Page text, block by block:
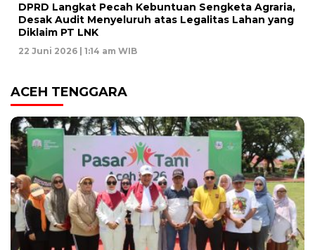
DPRD Langkat Pecah Kebuntuan Sengketa Agraria,
Desak Audit Menyeluruh atas Legalitas Lahan yang
Diklaim PT LNK
22 Juni 2026 | 1:14 am WIB
ACEH TENGGARA